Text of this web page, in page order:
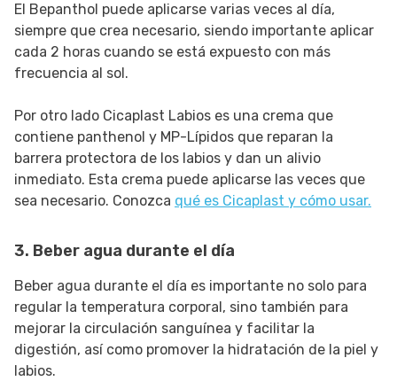
El Bepanthol puede aplicarse varias veces al día,
siempre que crea necesario, siendo importante aplicar
cada 2 horas cuando se está expuesto con más
frecuencia al sol.
Por otro lado Cicaplast Labios es una crema que
contiene panthenol y MP-Lípidos que reparan la
barrera protectora de los labios y dan un alivio
inmediato. Esta crema puede aplicarse las veces que
sea necesario. Conozca qué es Cicaplast y cómo usar.
3. Beber agua durante el día
Beber agua durante el día es importante no solo para
regular la temperatura corporal, sino también para
mejorar la circulación sanguínea y facilitar la
digestión, así como promover la hidratación de la piel y
labios.